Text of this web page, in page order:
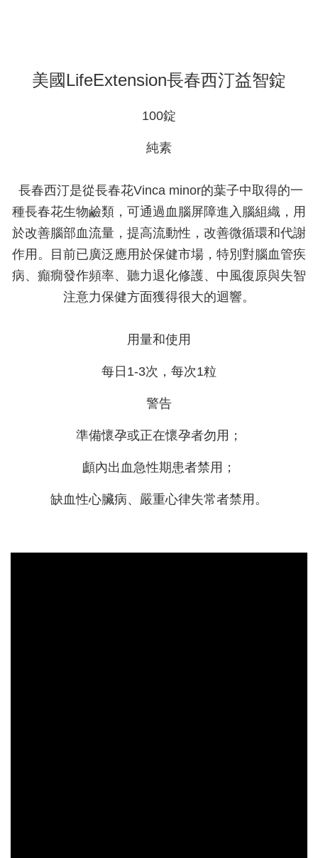
美國LifeExtension長春西汀益智錠
100錠
純素
長春西汀是從長春花Vinca minor的葉子中取得的一
種長春花生物鹼類，可通過血腦屏障進入腦組織，用
於改善腦部血流量，提高流動性，改善微循環和代謝
作用。目前已廣泛應用於保健市場，特別對腦血管疾
病、癲癇發作頻率、聽力退化修護、中風復原與失智
注意力保健方面獲得很大的迴響。
用量和使用
每日1-3次，每次1粒
警告
準備懷孕或正在懷孕者勿用；
顱內出血急性期患者禁用；
缺血性心臟病、嚴重心律失常者禁用。